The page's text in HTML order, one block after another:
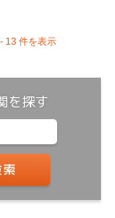
13 件を表示
を探す